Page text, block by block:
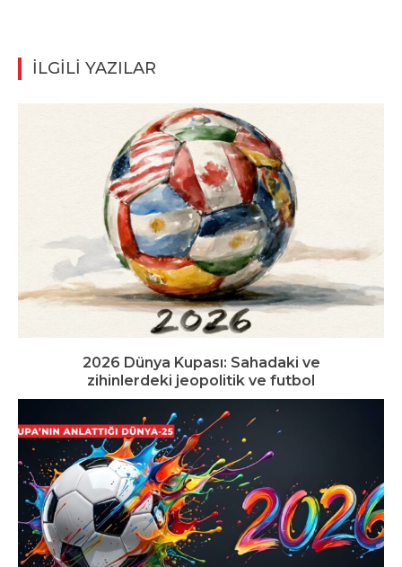
İLGİLİ YAZILAR
2026 Dünya Kupası: Sahadaki ve
zihinlerdeki jeopolitik ve futbol